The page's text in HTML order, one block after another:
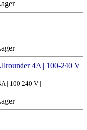
| 100-240 V |